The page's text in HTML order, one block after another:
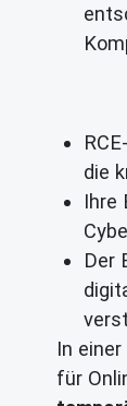
die
Ihre
Der
In
für